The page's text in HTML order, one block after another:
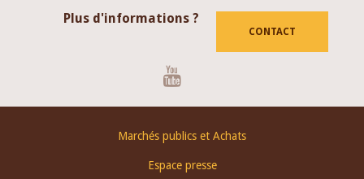
Plus d'informations ?
CONTACT
Marchés publics et Achats
Espace presse